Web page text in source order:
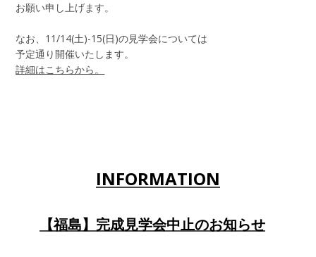
お願い申し上げます。
なお、11/14(土)-15(日)の見学会については
予定通り開催いたします。
詳細はこちらから。
INFORMATION
【福島】完成見学会中止のお知らせ